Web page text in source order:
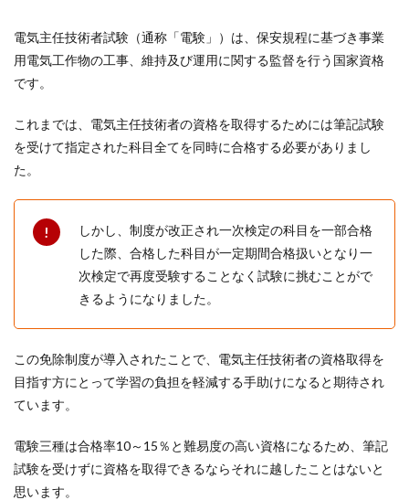
電気主任技術者試験（通称「電験」）は、保安規程に基づき事業
用電気工作物の工事、維持及び運用に関する監督を行う国家資格
です。
これまでは、電気主任技術者の資格を取得するためには筆記試験
を受けて指定された科目全てを同時に合格する必要がありまし
た。
しかし、制度が改正され一次検定の科目を一部合格
した際、合格した科目が一定期間合格扱いとなり一
次検定で再度受験することなく試験に挑むことがで
きるようになりました。
この免除制度が導入されたことで、電気主任技術者の資格取得を
目指す方にとって学習の負担を軽減する手助けになると期待され
ています。
電験三種は合格率10～15％と難易度の高い資格になるため、筆記
試験を受けずに資格を取得できるならそれに越したことはないと
思います。